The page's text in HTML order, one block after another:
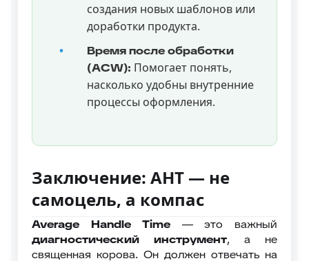
создания новых шаблонов или
доработки продукта.
Время после обработки
(ACW): Помогает понять,
насколько удобны внутренние
процессы оформления.
Заключение: AHT — не
самоцель, а компас
Average Handle Time — это важный
диагностический инструмент, а не
священная корова. Он должен отвечать на